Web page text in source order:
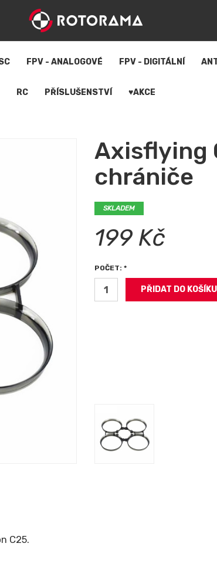
FPV - ANALOGOVÉ FPV - DIGITÁLNÍ
RC PŘÍSLUŠENSTVÍ ♥AKCE
Axisflying
chrániče
SKLADEM
199 Kč
POČET: *
C25.